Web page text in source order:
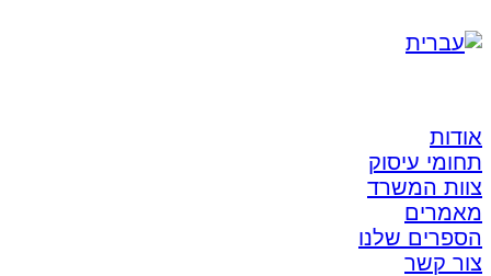
אודות
תחומי עיסוק
צוות המשרד
מאמרים
הספרים שלנו
צור קשר